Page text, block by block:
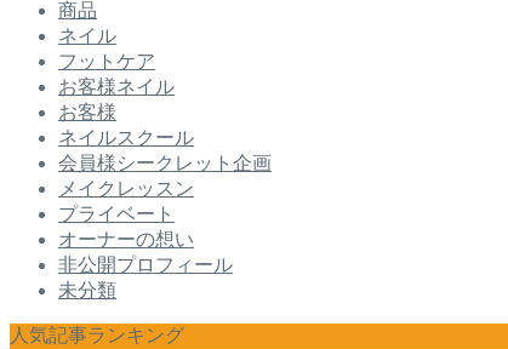
商品
ネイル
フットケア
お客様ネイル
お客様
ネイルスクール
会員様シークレット企画
メイクレッスン
プライベート
オーナーの想い
非公開プロフィール
未分類
人気記事ランキング